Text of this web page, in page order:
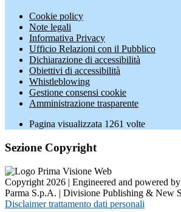
Cookie policy
Note legali
Informativa Privacy
Ufficio Relazioni con il Pubblico
Dichiarazione di accessibilità
Obiettivi di accessibilità
Whistleblowing
Gestione consensi cookie
Amministrazione trasparente
Pagina visualizzata 1261 volte
Sezione Copyright
Copyright 2026 | Engineered and powered
Parma S.p.A. | Divisione Publishing & New
Disclaimer trattamento dati personali